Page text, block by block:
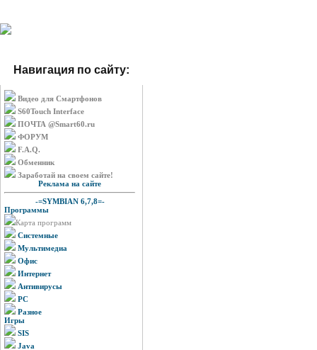
Навигация по сайту:
Видео для Смартфонов
S60Touch Interface
ПОЧТА @Smart60.ru
ФОРУМ
F.A.Q.
Обменник
Заработай на своем сайте!
Реклама на сайте
-=SYMBIAN 6,7,8=-
Программы
Карта программ
Системные
Мультимедиа
Офис
Интернет
Антивирусы
PC
Разное
Игры
SIS
Java